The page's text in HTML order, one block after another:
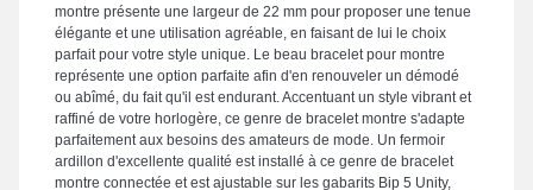
montre présente une largeur de 22 mm pour proposer une tenue
élégante et une utilisation agréable, en faisant de lui le choix
parfait pour votre style unique. Le beau bracelet pour montre
représente une option parfaite afin d'en renouveler un démodé
ou abîmé, du fait qu'il est endurant. Accentuant un style vibrant et
raffiné de votre horlogère, ce genre de bracelet montre s'adapte
parfaitement aux besoins des amateurs de mode. Un fermoir
ardillon d'excellente qualité est installé à ce genre de bracelet
montre connectée et est ajustable sur les gabarits Bip 5 Unity,